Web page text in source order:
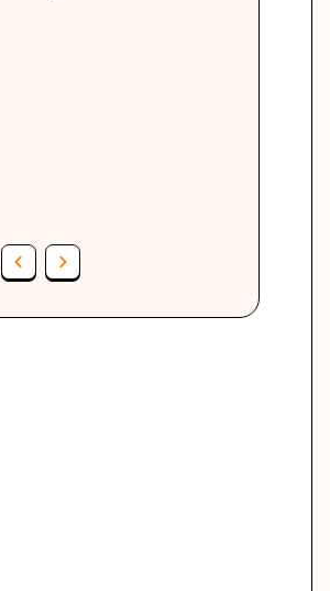
فرمول حجم اشکال
برنامه‌ ریزی